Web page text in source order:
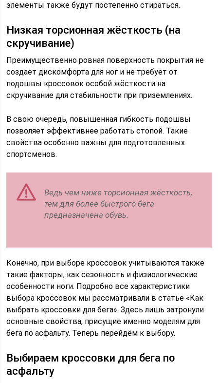
элементы также будут постепенно стираться.
Низкая торсионная жёсткость (на
скручивание)
Преимущественно ровная поверхность покрытия не
создаёт дискомфорта для ног и не требует от
подошвы кроссовок особой жёсткости на
скручивание для стабильности при приземлениях.
В свою очередь, повышенная гибкость подошвы
позволяет эффективнее работать стопой. Такие
свойства особенно важны для подготовленных
спортсменов.
Ведь чем ниже торсионная жёсткость,
тем для более быстрого бега
предназначена обувь.
Конечно, при выборе кроссовок учитываются также
такие факторы, как сезонность и физиологические
особенности ноги. Подробно все характеристики
выбора кроссовок мы рассматривали в статье «Как
выбрать кроссовки для бега». Здесь лишь затронули
основные свойства, присущие именно моделям для
бега по асфальту. Теперь перейдём к выбору.
Выбираем кроссовки для бега по
асфальту